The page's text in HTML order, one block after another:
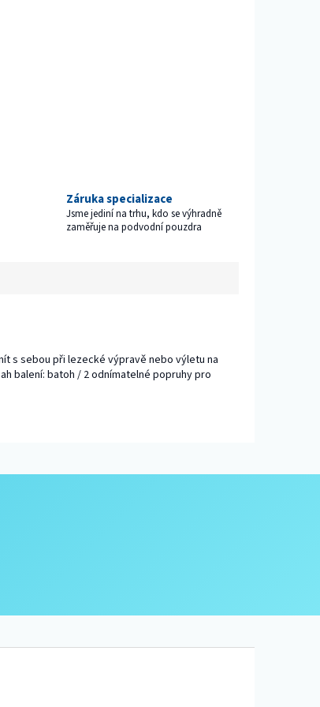
Záruka specializace
Jsme jediní na trhu, kdo se výhradně
zaměřuje na podvodní pouzdra
s sebou při lezecké výpravě nebo výletu na
balení: batoh / 2 odnímatelné popruhy pro